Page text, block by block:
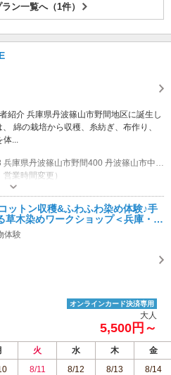
ン一覧へ（1件）
紹介 兵庫県丹波篠山市野間地区に誕生し
綿の栽培から収穫、糸紡ぎ、布作り、
...
業時間変更）
ットン収穫&ふわふわ染め体験♪手
木染めワークショップ＜兵庫・丹
体験
オンラインカード決済専用
大人
5,500円～
火 水 木
金
8/11 8/12 8/13 8/14